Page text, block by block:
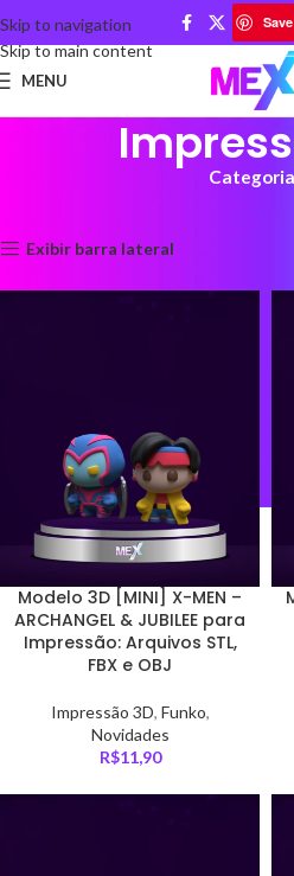
Skip to navigation
Skip to main content
Save
MENU
Exibir barra lateral
Modelo 3D [MINI] X-MEN –
ARCHANGEL & JUBILEE para
Impressão: Arquivos STL,
FBX e OBJ
Impressão 3D, Funko,
Novidades
R$11,90